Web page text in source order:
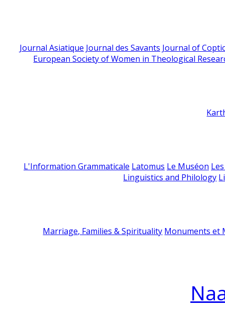
Journal Asiatique Journal des Savants Journal of
European Society of Women in Theological
L'Information Grammaticale Latomus Le Muséon
Linguistics and Philology
Marriage, Families & Spirituality Monuments et